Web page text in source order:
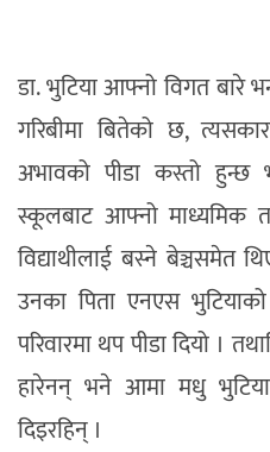
डा. भुटिया आफ्नो विगत बारे
गरिबीमा बितेको छ,
अभावको पीडा कस्तो हुन्छ
स्कूलबाट आफ्नो माध्यमिक
विद्याथीलाई बस्ने बेञ्चसमेत
उनका पिता एनएस
परिवारमा थप पीडा दियो ।
हारेनन् भने आमा मधु
दिइरहिन् ।